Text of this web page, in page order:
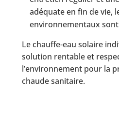
adéquate en fin de vie,
environnementaux
Le chauffe-eau solaire
solution rentable et
l’environnement pour la
chaude sanitaire.